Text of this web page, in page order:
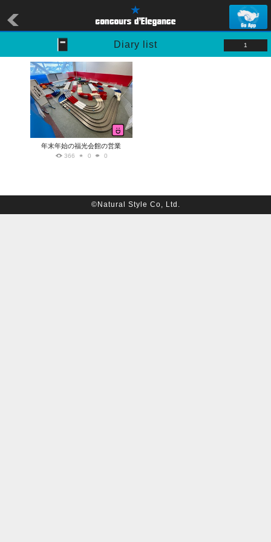
Diary list 1
年末年始の福光会館の営業
366 0 0
©Natural Style Co, Ltd.